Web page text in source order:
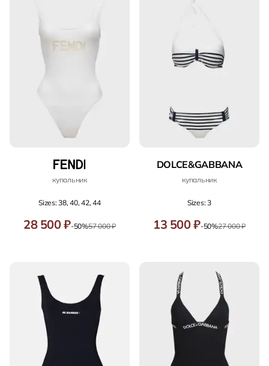
купальник
Sizes: 38, 40, 42, 44
28 500 ₽-50%57 000 ₽
DOLCE&GABBANA
купальник
Sizes: 3
13 500 ₽-50%27 000 ₽